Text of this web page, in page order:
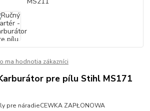
ma hodnotia zákazníci
pre pílu Stihl MS171
pre náradieCEWKA ZAPŁONOWA